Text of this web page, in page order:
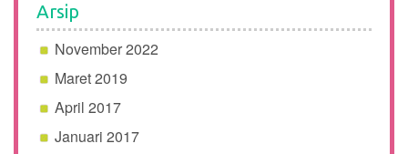
Arsip
November 2022
Maret 2019
April 2017
Januari 2017